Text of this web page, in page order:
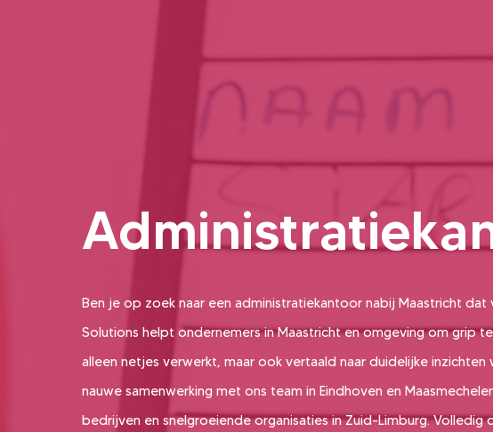
Ben je op zoek naar een administratiekantoor nabij Maastricht
Solutions helpt ondernemers in Maastricht en omgeving om grip
alleen netjes verwerkt, maar ook vertaald naar duidelijke
nauwe samenwerking met ons team in Eindhoven en
bedrijven en snelgroeiende organisaties in Zuid-Limburg.